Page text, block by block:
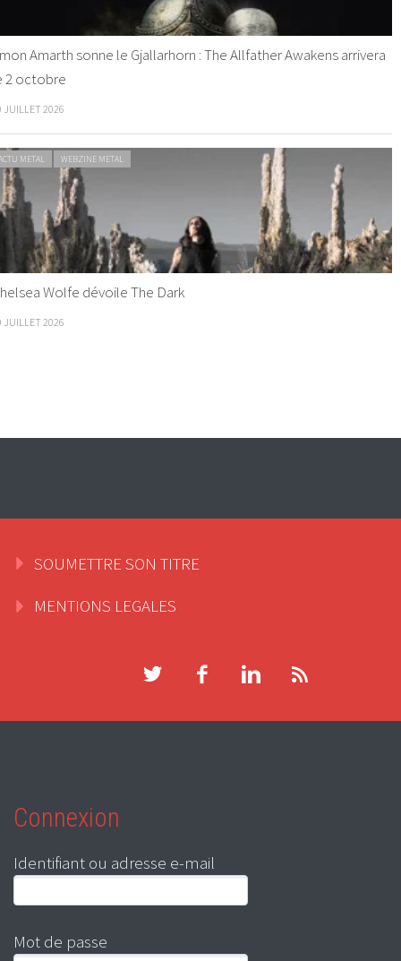
Amarth sonne le Gjallarhorn : The Allfather Awakens arrivera
2 octobre
JUILLET 2026
METAL WEBZINE METAL
Wolfe dévoile The Dark
JUILLET 2026
SOUMETTRE SON TITRE
MENTIONS LEGALES
Connexion
Identifiant ou adresse e-mail
Mot de passe